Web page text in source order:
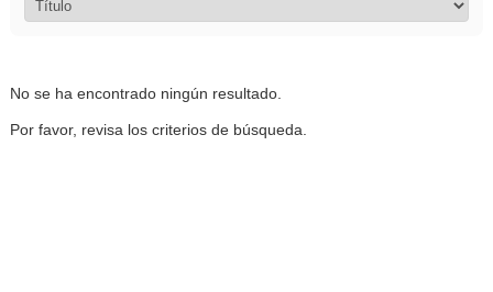
No se ha encontrado ningún resultado.
Por favor, revisa los criterios de búsqueda.